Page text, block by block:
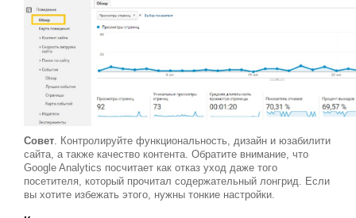
Совет . Контролируйте функциональность, дизайн и юзабилити
сайта, а также качество контента. Обратите внимание, что
Google Analytics посчитает как отказ уход даже того
посетителя, который прочитал содержательный лонгрид. Если
вы хотите избежать этого, нужны тонкие настройки.